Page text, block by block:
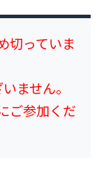
切っていま
ません。
ご参加くだ